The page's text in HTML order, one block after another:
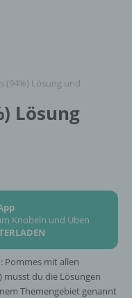
(94%) Lösung und
Lösung
Knobeln und Üben
Pommes mit allen
musst du die Lösungen
Themengebiet genannt